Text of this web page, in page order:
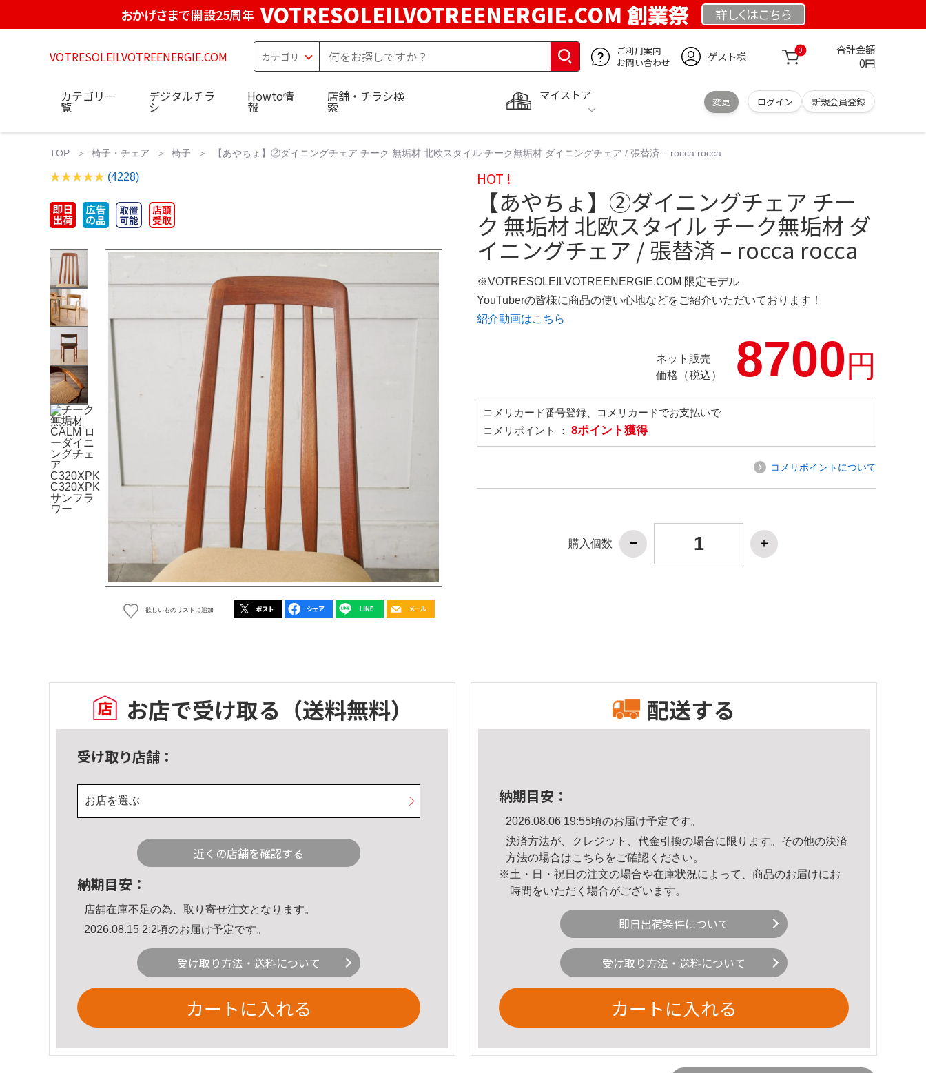
おかげさまで開設25周年 VOTRESOLEILVOTREENERGIE.COM 創業祭 詳しくはこちら
VOTRESOLEILVOTREENERGIE.COM
ご利用案内
お問い合わせ
ゲスト様 0 合計金額
0円
マイストア
変更 ログイン 新規会員登録
カテゴリ一
覧
デジタルチラ
シ
Howto情
報
店舗・チラシ検
索
TOP 椅子・チェア 椅子 【あやちょ】②ダイニングチェア チーク 無垢材 北欧スタイル チーク無垢材 ダイニングチェア / 張替済 – rocca rocca
(4228)
欲しいものリストに追加
HOT !
【あやちょ】②ダイニングチェア チー
ク 無垢材 北欧スタイル チーク無垢材 ダ
イニングチェア / 張替済 – rocca rocca
※VOTRESOLEILVOTREENERGIE.COM 限定モデル
YouTuberの皆様に商品の使い心地などをご紹介いただいております！
紹介動画はこちら
ネット販売
価格（税込）
8700円
コメリカード番号登録、コメリカードでお支払いで
コメリポイント ： 8ポイント獲得
コメリポイントについて
購入個数
お店で受け取る （送料無料）
受け取り店舗：
お店を選ぶ
近くの店舗を確認する
納期目安：
店舗在庫不足の為、取り寄せ注文となります。
2026.08.15 2:2頃のお届け予定です。
受け取り方法・送料について
カートに入れる
配送する
納期目安：
2026.08.06 19:55頃のお届け予定です。
決済方法が、クレジット、代金引換の場合に限ります。その他の決済
方法の場合はこちら をご確認ください。
※土・日・祝日の注文の場合や在庫状況によって、商品のお届けにお
時間をいただく場合がございます。
即日出荷条件について
受け取り方法・送料について
カートに入れる